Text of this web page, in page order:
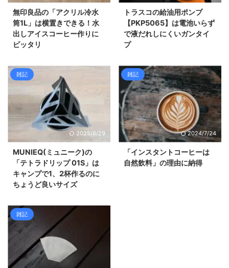
無印良品の「アクリル冷水
筒1Ⅼ」は横置きできる！水
出しアイスコーヒー作りに
ピッタリ
トラスコの給油用ポンプ
【PKP5065】は電池いらず
で液だれしにくいガンタイ
プ
雑記
2025/8/29
MUNIEQ(ミュニーク)の
「テトラドリップ 01S」は
キャンプで1、2杯作るのに
ちょうど良いサイズ
雑記
2024/7/24
「インスタントコーヒーは
自然飲料」の理由に納得
雑記